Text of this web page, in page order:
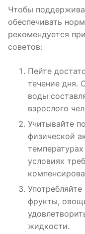
Чтобы
обеспечивать
рекомендуется
советов:
Пейте
течение дня.
воды
взрослого
Учитывайте
физической
условиях
фрукты,
жидкости.